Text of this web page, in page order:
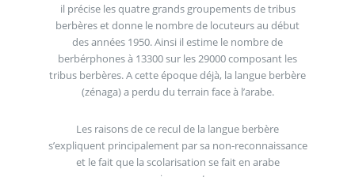
il précise les quatre grands groupements de tribus
berbères et donne le nombre de locuteurs au début
des années 1950. Ainsi il estime le nombre de
berbérphones à 13300 sur les 29000 composant les
tribus berbères. A cette époque déjà, la langue berbère
(zénaga) a perdu du terrain face à l’arabe.
Les raisons de ce recul de la langue berbère
s’expliquent principalement par sa non-reconnaissance
et le fait que la scolarisation se fait en arabe